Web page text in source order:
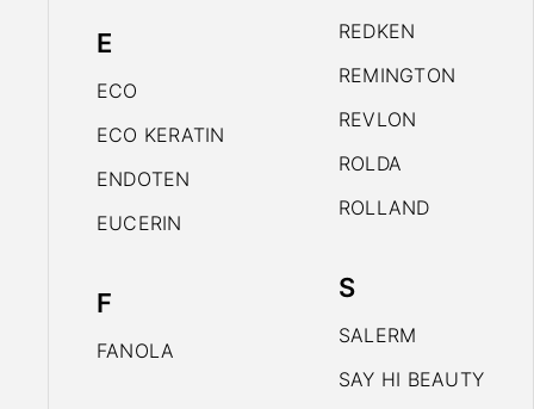
E
ECO
ECO KERATIN
ENDOTEN
EUCERIN
F
FANOLA
REDKEN
REMINGTON
REVLON
ROLDA
ROLLAND
S
SALERM
SAY HI BEAUTY